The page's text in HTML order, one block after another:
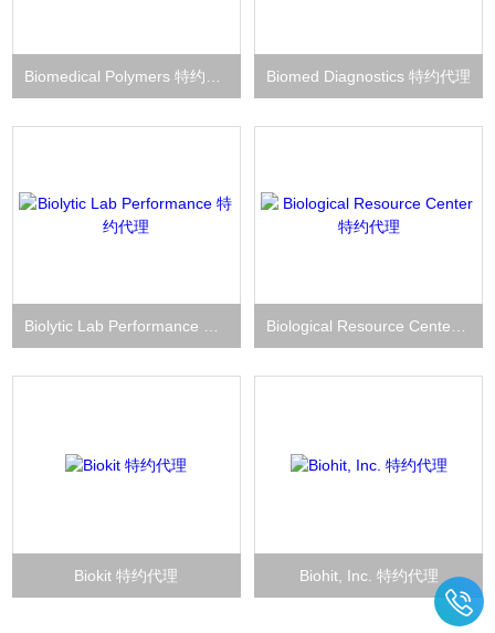
Biomed Diagnostics 特约代理
Biokit 特约代理 Biohit, Inc. 特约代理